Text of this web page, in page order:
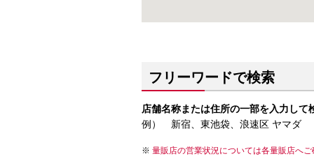
フリーワードで検索
店舗名称または住所の一部を入力して
例） 新宿、東池袋、浪速区 ヤマダ
量販店の営業状況については各量販店へ